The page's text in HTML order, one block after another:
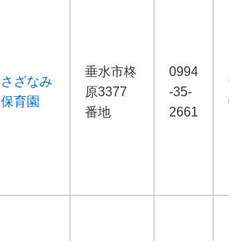
さざなみ
保育園
垂水市柊
原3377
番地
0994
-35-
2661
6
0